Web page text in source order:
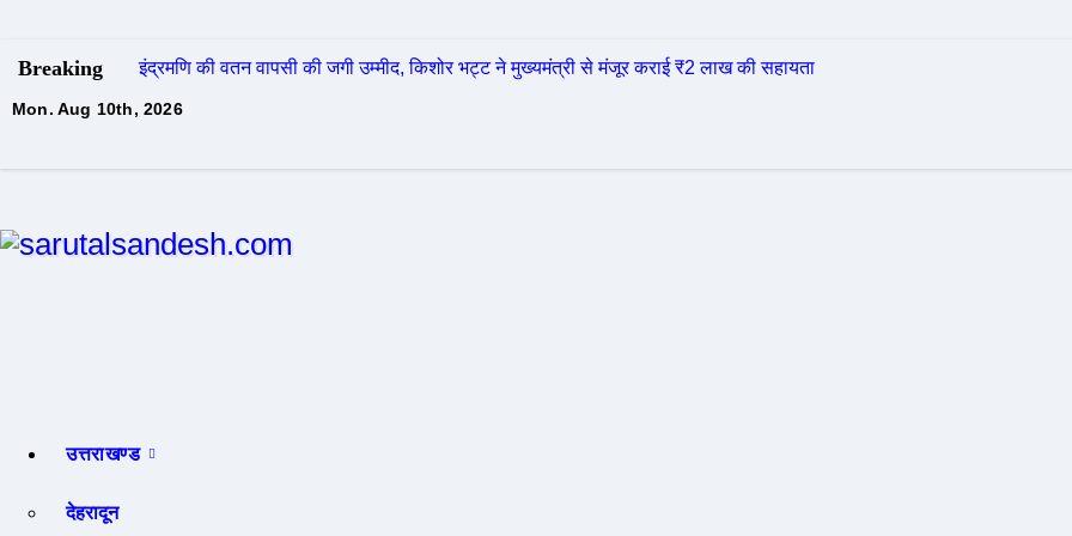
content
Breaking इंद्रमणि की वतन वापसी की जगी उम्मीद, किशोर भट्ट ने मुख्यमंत्री से मंजूर कराई ₹2 लाख की सहायता
Mon. Aug 10th, 2026
उत्तराखण्ड
देहरादून